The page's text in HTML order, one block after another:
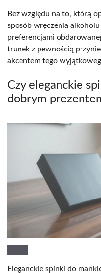
Bez względu na to, którą
sposób wręczenia
preferencjami
trunek z pewnością
akcentem tego
Czy eleganckie
dobrym
Eleganckie spinki do